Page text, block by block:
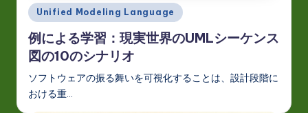
in
A
&
S
Posted
in
Unified Modeling Language
例による学習：現実世界のUMLシーケンス
図の10のシナリオ
ソフトウェアの振る舞いを可視化することは、設計段階に
おける重…